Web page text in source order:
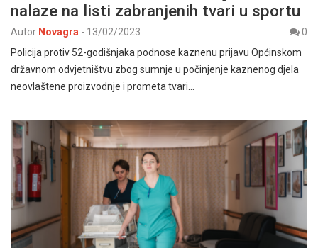
nalaze na listi zabranjenih tvari u sportu
Autor Novagra - 13/02/2023
0
Policija protiv 52-godišnjaka podnose kaznenu prijavu Općinskom
državnom odvjetništvu zbog sumnje u počinjenje kaznenog djela
neovlaštene proizvodnje i prometa tvari…